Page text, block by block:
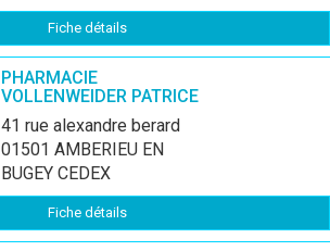
Fiche détails
PHARMACIE
VOLLENWEIDER PATRICE
41 rue alexandre berard
01501 AMBERIEU EN
BUGEY CEDEX
Fiche détails